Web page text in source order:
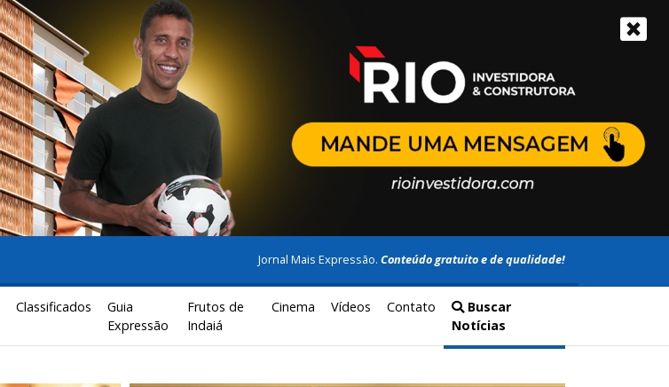
Jornal Mais Expressão. Conteúdo gratuito e de qualidade!
Classificados
Guia
Expressão
Frutos de
Indaiá
Cinema Vídeos Contato
Buscar
Notícias